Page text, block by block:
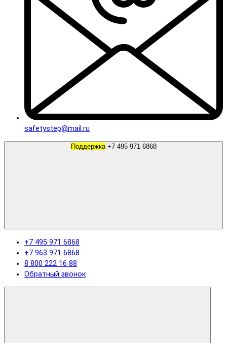
safetystep@mail.ru
Поддержка +7 495 971 6868
+7 495 971 6868
+7 963 971 6868
8 800 222 16 88
Обратный звонок